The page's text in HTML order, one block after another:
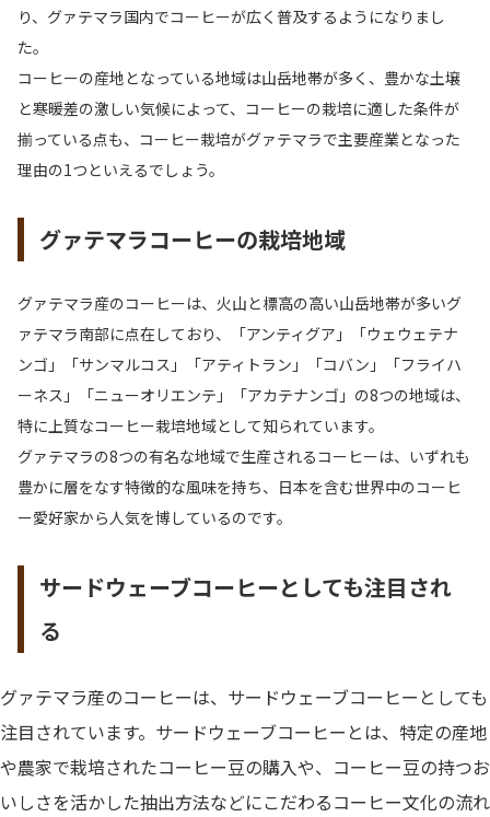
り、グァテマラ国内でコーヒーが広く普及するようになりまし
た。
コーヒーの産地となっている地域は山岳地帯が多く、豊かな土壌
と寒暖差の激しい気候によって、コーヒーの栽培に適した条件が
揃っている点も、コーヒー栽培がグァテマラで主要産業となった
理由の1つといえるでしょう。
グァテマラコーヒーの栽培地域
グァテマラ産のコーヒーは、火山と標高の高い山岳地帯が多いグ
ァテマラ南部に点在しており、「アンティグア」「ウェウェテナ
ンゴ」「サンマルコス」「アティトラン」「コバン」「フライハ
ーネス」「ニューオリエンテ」「アカテナンゴ」の8つの地域は、
特に上質なコーヒー栽培地域として知られています。
グァテマラの8つの有名な地域で生産されるコーヒーは、いずれも
豊かに層をなす特徴的な風味を持ち、日本を含む世界中のコーヒ
ー愛好家から人気を博しているのです。
サードウェーブコーヒーとしても注目され
る
グァテマラ産のコーヒーは、サードウェーブコーヒーとしても
注目されています。サードウェーブコーヒーとは、特定の産地
や農家で栽培されたコーヒー豆の購入や、コーヒー豆の持つお
いしさを活かした抽出方法などにこだわるコーヒー文化の流れ